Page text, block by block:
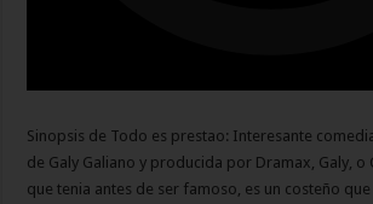
Sinopsis de Todo es prestao: Interesante
de Galy Galiano y producida por Dramax, Galy, o
que tenia antes de ser famoso, es un costeño